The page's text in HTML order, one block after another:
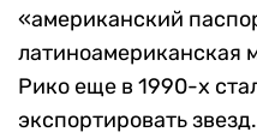
«американский
латиноамериканская
Рико еще в 1990-х
экспортировать